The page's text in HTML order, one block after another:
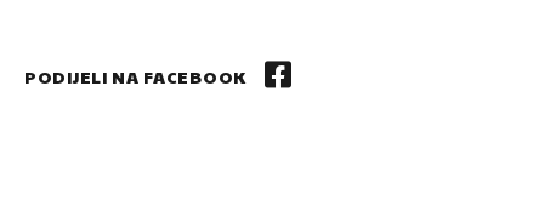
PODIJELI NA FACEBOOK